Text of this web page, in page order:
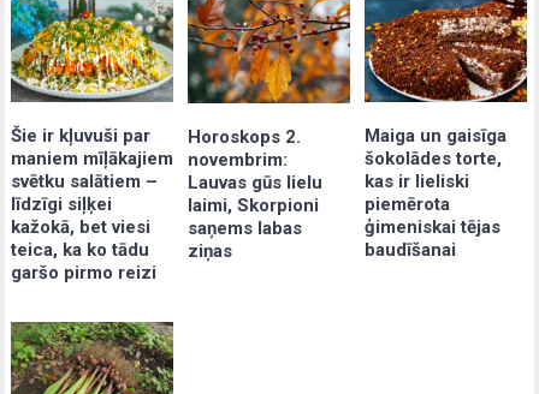
Šie ir kļuvuši par
maniem mīļākajiem
svētku salātiem –
līdzīgi siļķei
kažokā, bet viesi
teica, ka ko tādu
garšo pirmo reizi
Horoskops 2.
novembrim:
Lauvas gūs lielu
laimi, Skorpioni
saņems labas
ziņas
Maiga un gaisīga
šokolādes torte,
kas ir lieliski
piemērota
ģimeniskai tējas
baudīšanai